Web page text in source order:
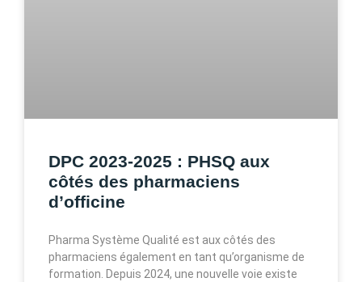
DPC 2023-2025 : PHSQ aux
côtés des pharmaciens
d’officine
Pharma Système Qualité est aux côtés des
pharmaciens également en tant qu’organisme de
formation. Depuis 2024, une nouvelle voie existe